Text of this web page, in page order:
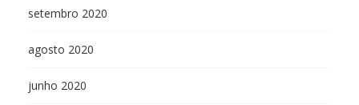
setembro 2020
agosto 2020
junho 2020